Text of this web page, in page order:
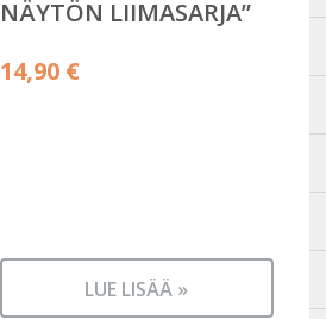
NÄYTÖN LIIMASARJA”
14,90 €
LUE LISÄÄ »